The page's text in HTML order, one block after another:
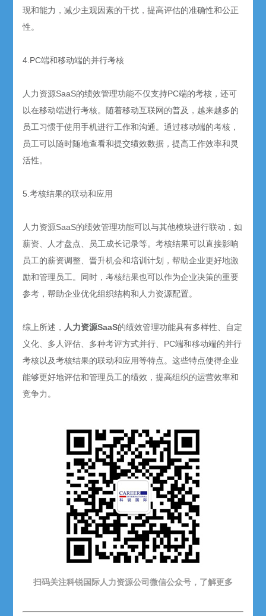
现和能力，减少主观因素的干扰，提高评估的准确性和公正
性。
4.PC端和移动端的并行考核
人力资源SaaS的绩效管理功能不仅支持PC端的考核，还可
以在移动端进行考核。随着移动互联网的普及，越来越多的
员工习惯于使用手机进行工作和沟通。通过移动端的考核，
员工可以随时随地查看和提交绩效数据，提高工作效率和灵
活性。
5.考核结果的联动和应用
人力资源SaaS的绩效管理功能可以与其他模块进行联动，如
薪资、人才盘点、员工成长记录等。考核结果可以直接影响
员工的薪资调整、晋升机会和培训计划，帮助企业更好地激
励和管理员工。同时，考核结果也可以作为企业决策的重要
参考，帮助企业优化组织结构和人力资源配置。
综上所述， 人力资源SaaS的绩效管理功能具有多样性、自定
义化、多人评估、多种考评方式并行、PC端和移动端的并行
考核以及考核结果的联动和应用等特点。这些特点使得企业
能够更好地评估和管理员工的绩效，提高组织的运营效率和
竞争力。
扫码关注科锐国际人力资源公司微信公众号，了解更多